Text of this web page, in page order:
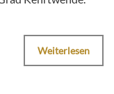
Weiterlesen